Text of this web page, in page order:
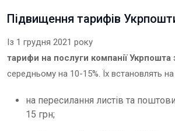
Підвищення тарифів
Із 1 грудня 2021 року
тарифи на послуги компанії Укрпошта
середньому на 10-15%. Їх встановлять на
на пересилання листів та
15 грн;